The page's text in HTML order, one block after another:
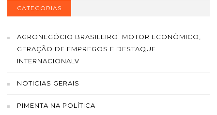
CATEGORIAS
AGRONEGÓCIO BRASILEIRO: MOTOR ECONÔMICO,
GERAÇÃO DE EMPREGOS E DESTAQUE
INTERNACIONALV
NOTICIAS GERAIS
PIMENTA NA POLÍTICA